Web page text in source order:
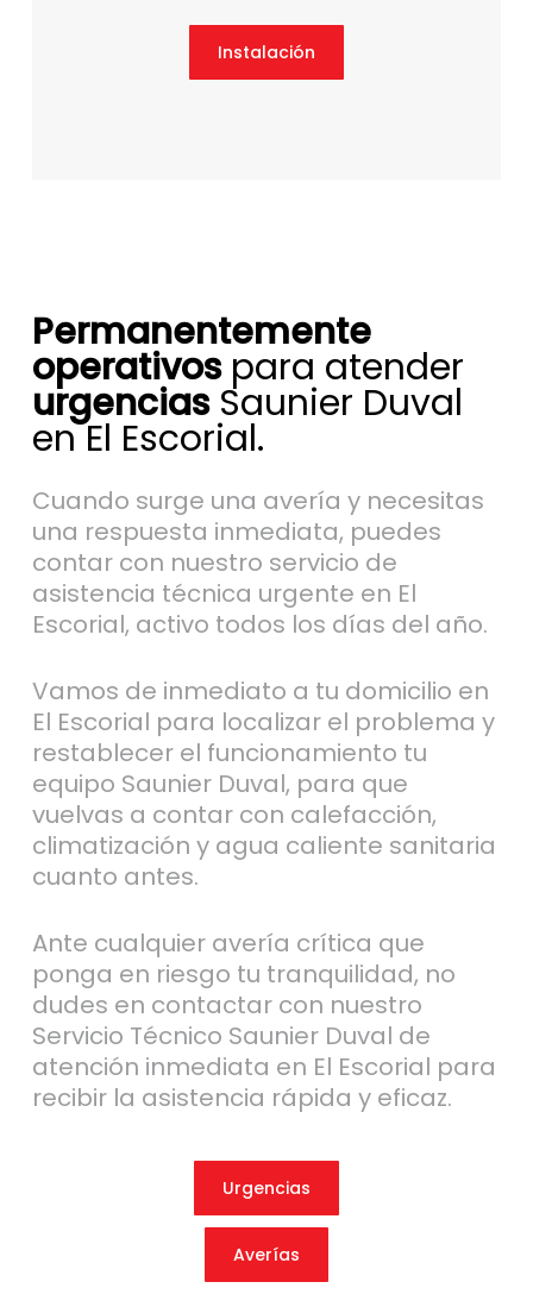
Instalación
Permanentemente
operativospara atender
urgenciasSaunier Duval
en El Escorial.
Cuando surge una avería y necesitas
una respuesta inmediata, puedes
contar con nuestro servicio de
asistencia técnica urgente en El
Escorial, activo todos los días del año.
Vamos de inmediato a tu domicilio en
El Escorial para localizar el problema y
restablecer el funcionamiento tu
equipo Saunier Duval, para que
vuelvas a contar con calefacción,
climatización y agua caliente sanitaria
cuanto antes.
Ante cualquier avería crítica que
ponga en riesgo tu tranquilidad, no
dudes en contactar con nuestro
Servicio Técnico Saunier Duval de
atención inmediata en El Escorial para
recibir la asistencia rápida y eficaz.
Urgencias
Averías